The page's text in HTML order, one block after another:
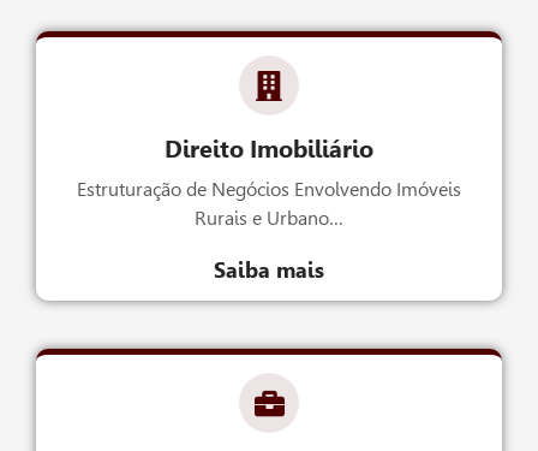
Direito Imobiliário
Estruturação de Negócios Envolvendo Imóveis
Rurais e Urbano…
Saiba mais